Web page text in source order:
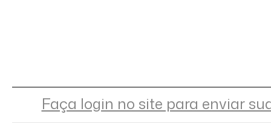
Faça login no site para enviar